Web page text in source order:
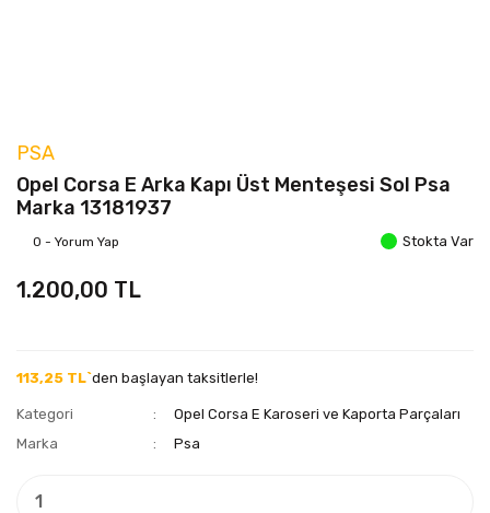
PSA
Opel Corsa E Arka Kapı Üst Menteşesi Sol Psa
Marka 13181937
0 - Yorum Yap Stokta Var
1.200,00 TL
113,25 TL`den başlayan taksitlerle!
Kategori
Opel Corsa E Karoseri ve Kaporta Parçaları
Marka
Psa